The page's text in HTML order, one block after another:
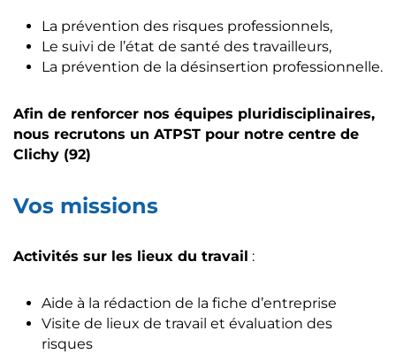
La prévention des risques professionnels,
Le suivi de l’état de santé des travailleurs,
La prévention de la désinsertion professionnelle.
Afin de renforcer nos équipes pluridisciplinaires,
nous recrutons un ATPST pour notre centre de
Clichy (92)
Vos missions
Activités sur les lieux du travail :
Aide à la rédaction de la fiche d’entreprise
Visite de lieux de travail et évaluation des
risques